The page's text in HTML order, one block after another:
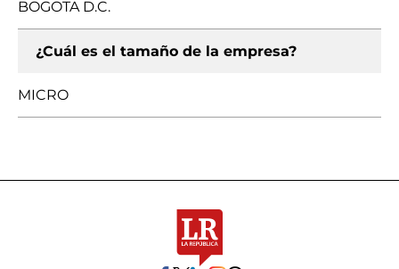
BOGOTA D.C.
¿Cuál es el tamaño de la empresa?
MICRO